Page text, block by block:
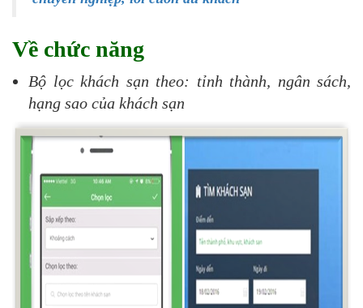
Về chức năng
Bộ lọc khách sạn theo: tỉnh thành, ngân sách,
hạng sao của khách sạn